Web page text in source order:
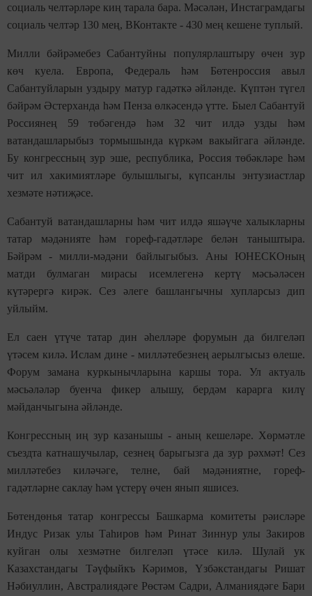
социаль челтәрләре киң тарала бара. Мәсәлән, Инстаграмдагы
социаль челтәр 130 мең, ВКонтакте - 430 мең кешене туплый.
Милли бәйрәмебез Сабантуйны популярлаштыру өчен зур
көч куела. Европа, Федераль һәм Бөтенроссия авыл
Сабантуйларын уздыру матур гадәткә әйләнде. Күптән түгел
бәйрәм Әстерханда һәм Пенза өлкәсендә үтте. Быел Сабантуй
Россиянең 59 төбәгендә һәм 32 чит илдә узды һәм
ватандашларыбыз тормышында күркәм вакыйгага әйләнде.
Бу конгрессның зур эше, республика, Россия төбәкләре һәм
чит ил хакимиятләре булышлыгы, күпсанлы энтузиастлар
хезмәте нәтиҗәсе.
Сабантуй ватандашларны һәм чит илдә яшәүче халыкларны
татар мәдәнияте һәм гореф-гадәтләре белән таныштыра.
Бәйрәм - милли-мәдәни байлыгыбыз. Аны ЮНЕСКОның
матди булмаган мирасы исемлегенә кертү мәсьәләсен
күтәрергә кирәк. Сез әлеге башлангычны хупларсыз дип
уйлыйм.
Ел саен үтүче татар дин әһелләре форумын да билгеләп
үтәсем килә. Ислам дине - милләтебезнең аерылгысыз өлеше.
Форум замана куркынычларына каршы тора. Ул актуаль
мәсьәләләр буенча фикер алышу, бердәм карарга килү
мәйданчыгына әйләнде.
Конгрессның иң зур казанышы - аның кешеләре. Хөрмәтле
съездта катнашучылар, сезнең барыгызга да зур рәхмәт! Сез
милләтебез киләчәге, телне, бай мәдәниятне, гореф-
гадәтләрне саклау һәм үстерү өчен янып яшисез.
Бөтендөнья татар конгрессы Башкарма комитеты рәисләре
Индус Ризак улы Таһиров һәм Ринат Зиннур улы Закиров
куйган олы хезмәтне билгеләп үтәсе килә. Шулай ук
Казахстандагы Тәүфыйкъ Кәримов, Үзбәкстандагы Ришат
Нәбиуллин, Австралиядәге Рөстәм Садри, Алманиядәге Бари